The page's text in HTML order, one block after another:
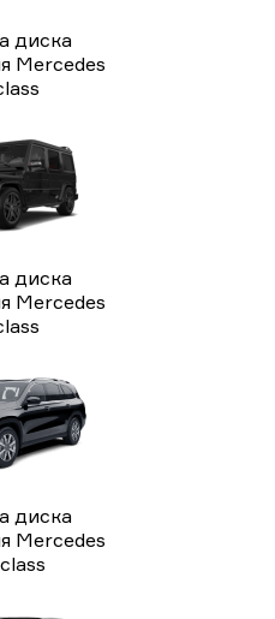
диска
Mercedes
диска
Mercedes
диска
Mercedes